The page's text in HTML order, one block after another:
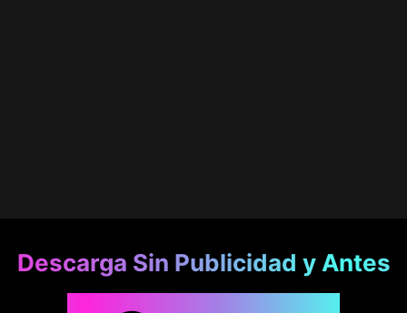
Descarga Sin Publicidad y Antes